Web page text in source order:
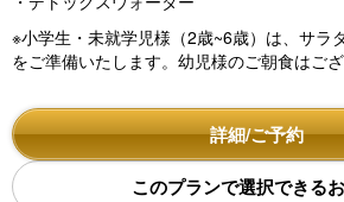
※小学生・未就学児様（2歳~6歳）は、サラ
をご準備いたします。幼児様のご朝食はござ
詳細/ご予約
このプランで選択できる